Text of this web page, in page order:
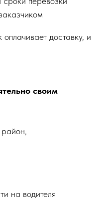
оплачивает доставку, и
своим
на водителя
в